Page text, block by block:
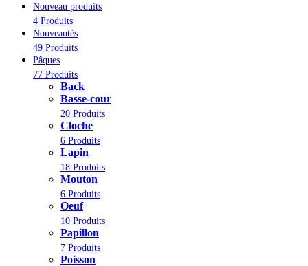
Nouveau produits
4 Produits
Nouveautés
49 Produits
Pâques
77 Produits
Back
Basse-cour
20 Produits
Cloche
6 Produits
Lapin
18 Produits
Mouton
6 Produits
Oeuf
10 Produits
Papillon
7 Produits
Poisson